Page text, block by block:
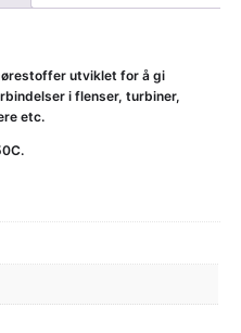
utviklet for å gi
i flenser, turbiner,
etc.